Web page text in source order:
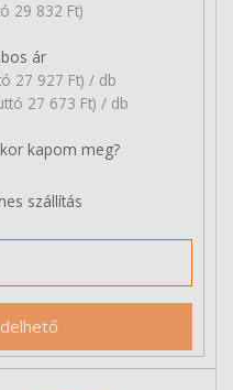
29 832 Ft)
ár
27 927 Ft) / db
27 673 Ft) / db
kapom meg?
szállítás